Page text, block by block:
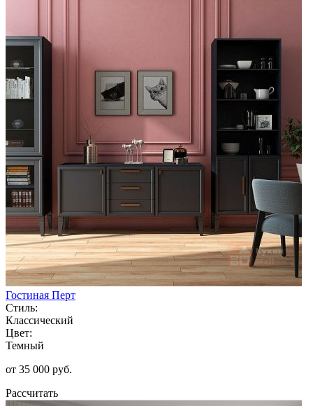
Гостиная Перт
Стиль:
Классический
Цвет:
Темный
от 35 000 руб.
Рассчитать